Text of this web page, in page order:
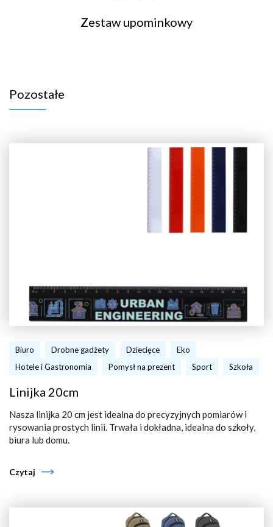
Zestaw upominkowy
Pozostałe
Biuro Drobne gadżety Dziecięce
Eko
Hotele i Gastronomia
Pomysł na prezent Sport Szkoła
Linijka 20cm
Nasza linijka 20 cm jest idealna do precyzyjnych pomiarów i
rysowania prostych linii. Trwała i dokładna, idealna do szkoły,
biura lub domu.
Czytaj